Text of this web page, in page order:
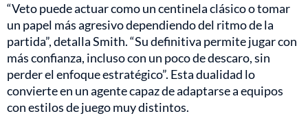
“Veto puede actuar como un centinela clásico o tomar
un papel más agresivo dependiendo del ritmo de la
partida”, detalla Smith. “Su definitiva permite jugar con
más confianza, incluso con un poco de descaro, sin
perder el enfoque estratégico”. Esta dualidad lo
convierte en un agente capaz de adaptarse a equipos
con estilos de juego muy distintos.